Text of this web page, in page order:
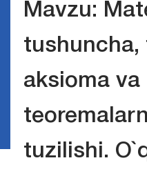
Mavzu:
tushuncha,
aksioma va
tuzilishi.